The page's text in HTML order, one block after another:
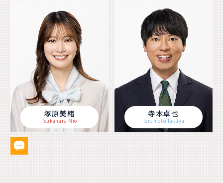
塚原美緒
Tsukahara Mio
寺本卓也
Teramoto Takuya